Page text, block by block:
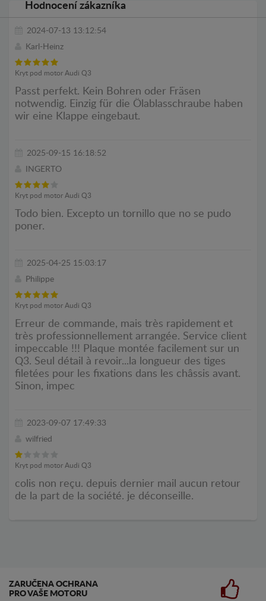
Hodnocení zákazníka
2024-07-13 13:12:54
Karl-Heinz
Kryt pod motor Audi Q3
Passt perfekt. Kein Bohren oder Fräsen
notwendig. Einzig für die Ölablasschraube haben
wir eine Klappe eingebaut.
2025-09-15 16:18:52
INGERTO
Kryt pod motor Audi Q3
Todo bien. Excepto un tornillo que no se pudo
poner.
2025-04-25 15:03:17
Philippe
Kryt pod motor Audi Q3
Erreur de commande, mais très rapidement et
très professionnellement arrangée. Service client
impeccable !!! Plaque montée facilement sur un
Q3. Seul détail à revoir...la longueur des tiges
filetées pour les fixations dans les châssis avant.
Sinon, impec
2023-09-07 17:49:33
wilfried
Kryt pod motor Audi Q3
colis non reçu. depuis dernier mail aucun retour
de la part de la société. je déconseille.
ZARUČENA OCHRANA
PRO VAŠE MOTORU